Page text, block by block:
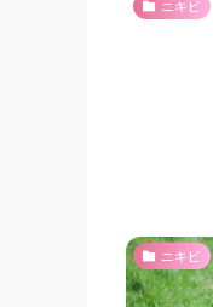
ニキビ
ニキビ